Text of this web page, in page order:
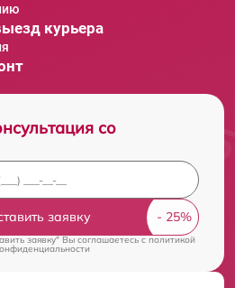
курьера
со
заявку
заявку" Вы соглашаетесь cполитикой